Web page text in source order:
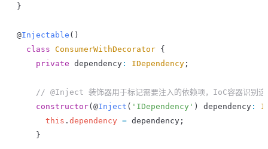
}
@Injectable ()
  class
ConsumerWithDecorator {
    private
dependency : IDependency ;
// @Inject 装饰器用于标记需要注入的依赖项，IoC容器识别这
    constructor
(@Inject ( 'IDependency' ) dependency :
      this
. dependency = dependency ;
    }